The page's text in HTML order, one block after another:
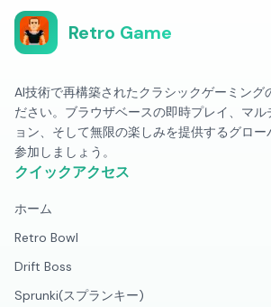
Retro Game
AI技術で再構築されたクラシックゲーミング
ださい。ブラウザベースの即時プレイ、マ
ョン、そして無限の楽しみを提供するグロ
参加しましょう。
クイックアクセス
ホーム
Retro Bowl
Drift Boss
Sprunki(スプランキー)